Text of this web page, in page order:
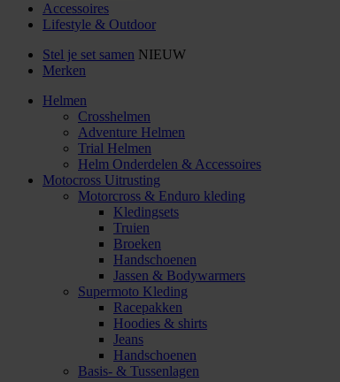
Accessoires
Lifestyle & Outdoor
Stel je set samen NIEUW
Merken
Helmen
Crosshelmen
Adventure Helmen
Trial Helmen
Helm Onderdelen & Accessoires
Motocross Uitrusting
Motorcross & Enduro kleding
Kledingsets
Truien
Broeken
Handschoenen
Jassen & Bodywarmers
Supermoto Kleding
Racepakken
Hoodies & shirts
Jeans
Handschoenen
Basis- & Tussenlagen